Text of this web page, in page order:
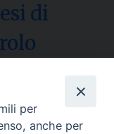
di
per
anche per